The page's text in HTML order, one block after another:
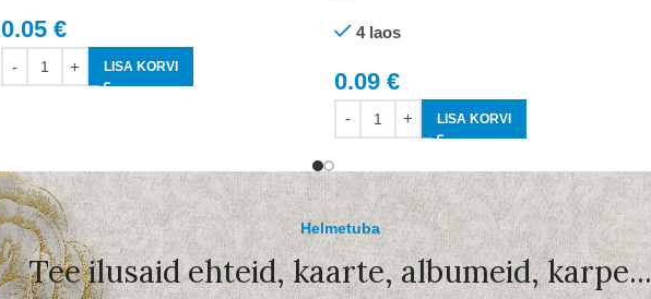
0.05 €
LISA KORVI
4 laos
0.09 €
LISA KORVI
Helmetuba
Tee ilusaid ehteid, kaarte, albumeid, karpe...